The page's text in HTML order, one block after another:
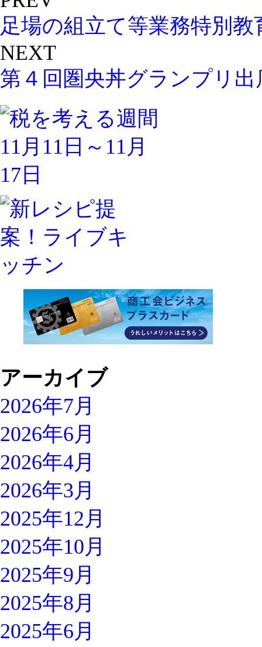
足場の組立て等業務特別
NEXT
第４回圏央丼グランプリ
アーカイブ
2026年7月
2026年6月
2026年4月
2026年3月
2025年12月
2025年10月
2025年9月
2025年8月
2025年6月